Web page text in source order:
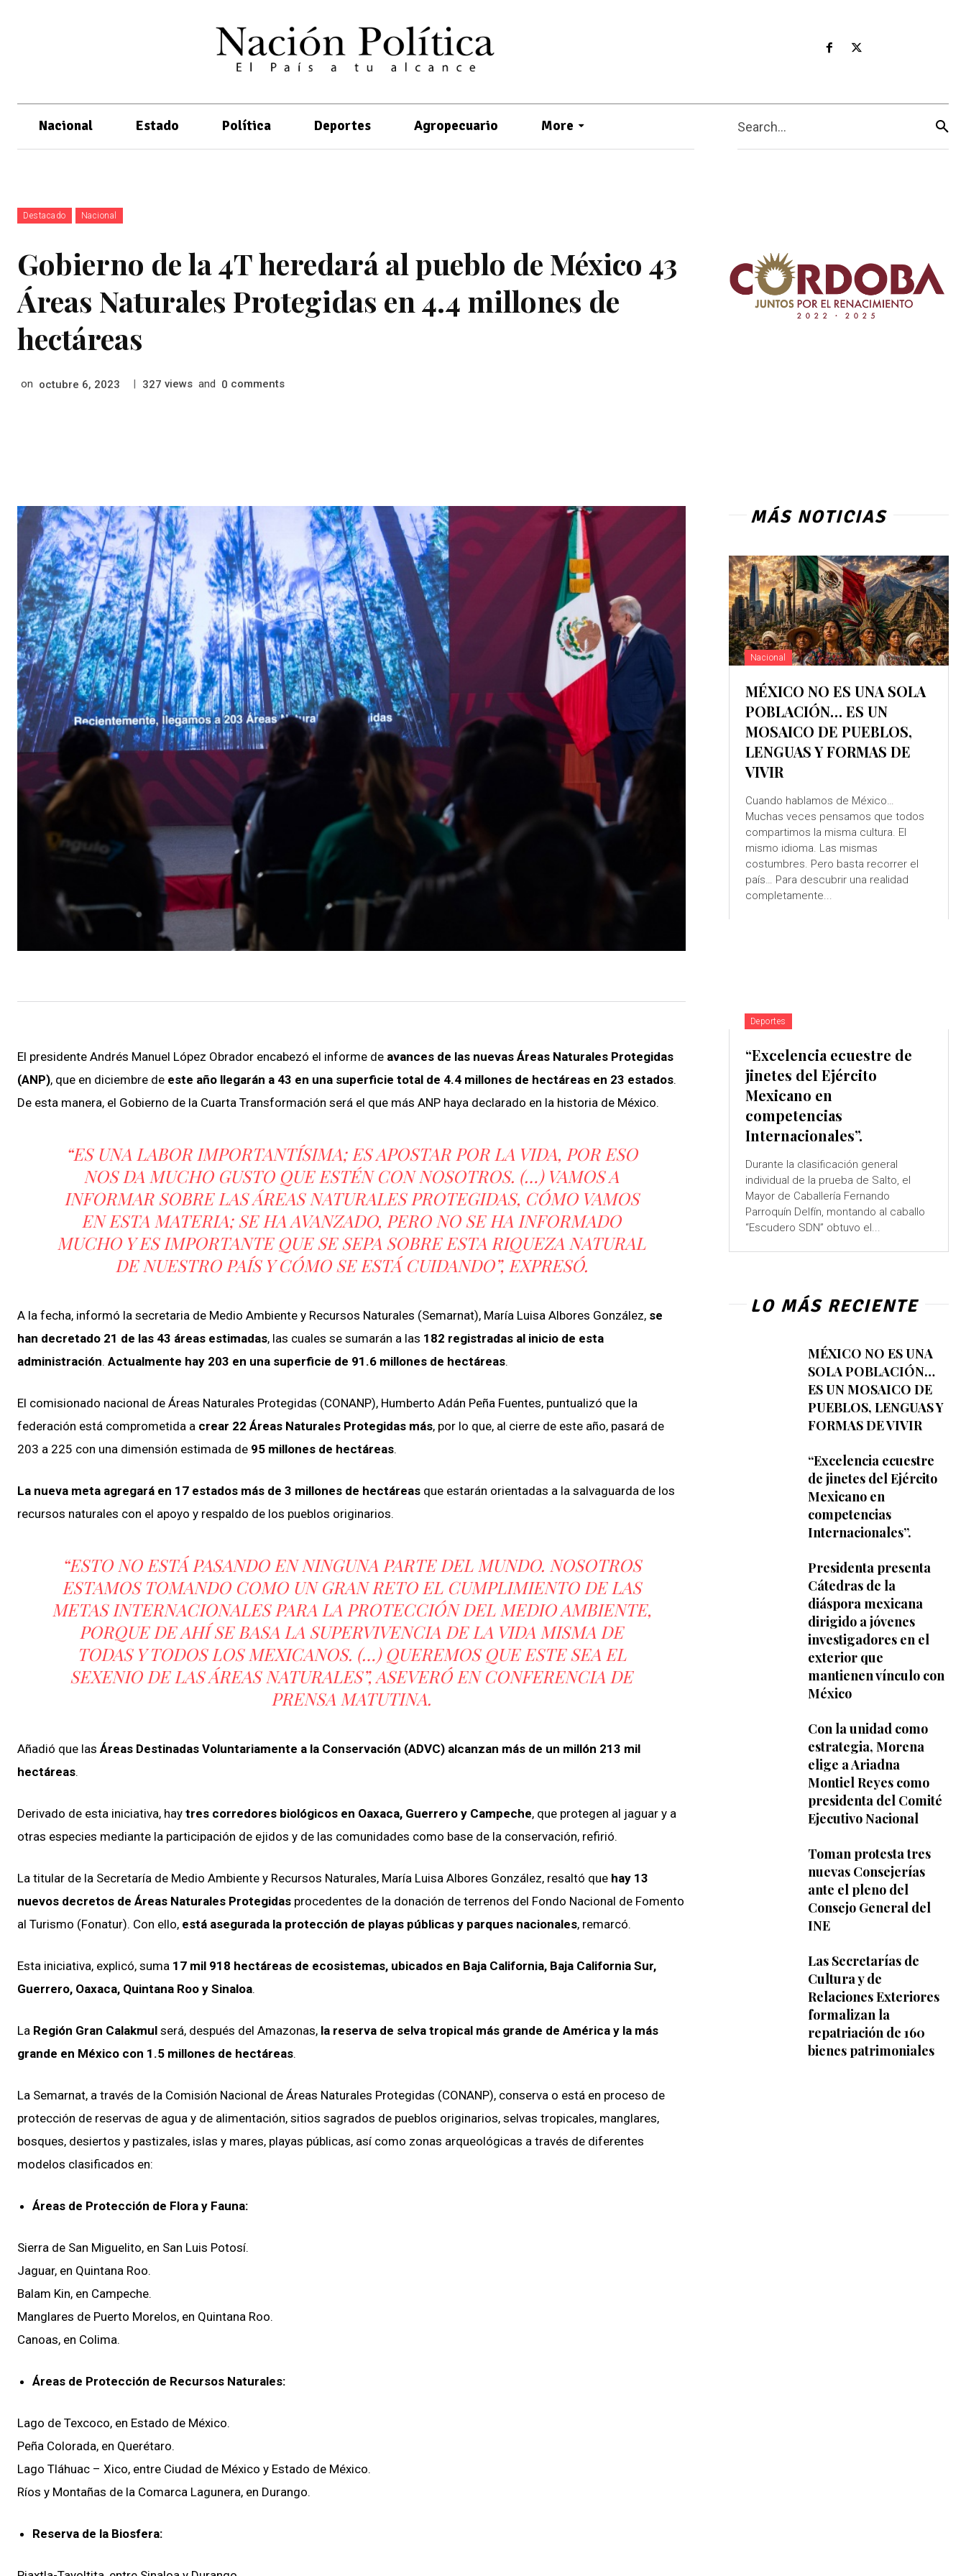
Nacional Estado Política Deportes Agropecuario More Search...
Destacado Nacional
Gobierno de la 4T heredará al pueblo de México 43
Áreas Naturales Protegidas en 4.4 millones de
hectáreas
on octubre 6, 2023 327 views and 0 comments
El presidente Andrés Manuel López Obrador encabezó el informe de avances de las nuevas Áreas Naturales Protegidas
(ANP), que en diciembre de este año llegarán a 43 en una superficie total de 4.4 millones de hectáreas en 23 estados.
De esta manera, el Gobierno de la Cuarta Transformación será el que más ANP haya declarado en la historia de México.
“ES UNA LABOR IMPORTANTÍSIMA; ES APOSTAR POR LA VIDA, POR ESO
NOS DA MUCHO GUSTO QUE ESTÉN CON NOSOTROS. (…) VAMOS A
INFORMAR SOBRE LAS ÁREAS NATURALES PROTEGIDAS, CÓMO VAMOS
EN ESTA MATERIA; SE HA AVANZADO, PERO NO SE HA INFORMADO
MUCHO Y ES IMPORTANTE QUE SE SEPA SOBRE ESTA RIQUEZA NATURAL
DE NUESTRO PAÍS Y CÓMO SE ESTÁ CUIDANDO”, EXPRESÓ.
A la fecha, informó la secretaria de Medio Ambiente y Recursos Naturales (Semarnat), María Luisa Albores González, se
han decretado 21 de las 43 áreas estimadas, las cuales se sumarán a las 182 registradas al inicio de esta
administración. Actualmente hay 203 en una superficie de 91.6 millones de hectáreas.
El comisionado nacional de Áreas Naturales Protegidas (CONANP), Humberto Adán Peña Fuentes, puntualizó que la
federación está comprometida a crear 22 Áreas Naturales Protegidas más, por lo que, al cierre de este año, pasará de
203 a 225 con una dimensión estimada de 95 millones de hectáreas.
La nueva meta agregará en 17 estados más de 3 millones de hectáreas que estarán orientadas a la salvaguarda de los
recursos naturales con el apoyo y respaldo de los pueblos originarios.
“ESTO NO ESTÁ PASANDO EN NINGUNA PARTE DEL MUNDO. NOSOTROS
ESTAMOS TOMANDO COMO UN GRAN RETO EL CUMPLIMIENTO DE LAS
METAS INTERNACIONALES PARA LA PROTECCIÓN DEL MEDIO AMBIENTE,
PORQUE DE AHÍ SE BASA LA SUPERVIVENCIA DE LA VIDA MISMA DE
TODAS Y TODOS LOS MEXICANOS. (…) QUEREMOS QUE ESTE SEA EL
SEXENIO DE LAS ÁREAS NATURALES”, ASEVERÓ EN CONFERENCIA DE
PRENSA MATUTINA.
Añadió que las Áreas Destinadas Voluntariamente a la Conservación (ADVC) alcanzan más de un millón 213 mil
hectáreas.
Derivado de esta iniciativa, hay tres corredores biológicos en Oaxaca, Guerrero y Campeche, que protegen al jaguar y a
otras especies mediante la participación de ejidos y de las comunidades como base de la conservación, refirió.
La titular de la Secretaría de Medio Ambiente y Recursos Naturales, María Luisa Albores González, resaltó que hay 13
nuevos decretos de Áreas Naturales Protegidas procedentes de la donación de terrenos del Fondo Nacional de Fomento
al Turismo (Fonatur). Con ello, está asegurada la protección de playas públicas y parques nacionales, remarcó.
Esta iniciativa, explicó, suma 17 mil 918 hectáreas de ecosistemas, ubicados en Baja California, Baja California Sur,
Guerrero, Oaxaca, Quintana Roo y Sinaloa.
La Región Gran Calakmul será, después del Amazonas, la reserva de selva tropical más grande de América y la más
grande en México con 1.5 millones de hectáreas.
La Semarnat, a través de la Comisión Nacional de Áreas Naturales Protegidas (CONANP), conserva o está en proceso de
protección de reservas de agua y de alimentación, sitios sagrados de pueblos originarios, selvas tropicales, manglares,
bosques, desiertos y pastizales, islas y mares, playas públicas, así como zonas arqueológicas a través de diferentes
modelos clasificados en:
Áreas de Protección de Flora y Fauna:
Sierra de San Miguelito, en San Luis Potosí.
Jaguar, en Quintana Roo.
Balam Kin, en Campeche.
Manglares de Puerto Morelos, en Quintana Roo.
Canoas, en Colima.
Áreas de Protección de Recursos Naturales:
Lago de Texcoco, en Estado de México.
Peña Colorada, en Querétaro.
Lago Tláhuac – Xico, entre Ciudad de México y Estado de México.
Ríos y Montañas de la Comarca Lagunera, en Durango.
Reserva de la Biosfera:
MÁS NOTICIAS
Nacional
MÉXICO NO ES UNA SOLA
POBLACIÓN… ES UN
MOSAICO DE PUEBLOS,
LENGUAS Y FORMAS DE
VIVIR
Cuando hablamos de México…
Muchas veces pensamos que todos
compartimos la misma cultura. El
mismo idioma. Las mismas
costumbres. Pero basta recorrer el
país… Para descubrir una realidad
completamente...
Deportes
“Excelencia ecuestre de
jinetes del Ejército
Mexicano en
competencias
Internacionales”.
Durante la clasificación general
individual de la prueba de Salto, el
Mayor de Caballería Fernando
Parroquín Delfín, montando al caballo
“Escudero SDN” obtuvo el...
LO MÁS RECIENTE
MÉXICO NO ES UNA
SOLA POBLACIÓN…
ES UN MOSAICO DE
PUEBLOS, LENGUAS Y
FORMAS DE VIVIR
“Excelencia ecuestre
de jinetes del Ejército
Mexicano en
competencias
Internacionales”.
Presidenta presenta
Cátedras de la
diáspora mexicana
dirigido a jóvenes
investigadores en el
exterior que
mantienen vínculo con
México
Con la unidad como
estrategia, Morena
elige a Ariadna
Montiel Reyes como
presidenta del Comité
Ejecutivo Nacional
Toman protesta tres
nuevas Consejerías
ante el pleno del
Consejo General del
INE
Las Secretarías de
Cultura y de
Relaciones Exteriores
formalizan la
repatriación de 160
bienes patrimoniales